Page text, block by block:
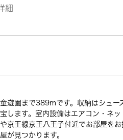
細
遊園まで389mです。収納はシュー
します。室内設備はエアコン・ネ
京王線京王八王子付近でお部屋を
が見つかります。